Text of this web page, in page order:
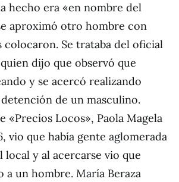
hecho era «en nombre del
aproximó otro hombre con
colocaron. Se trataba del oficial
dijo que observó que
y se acercó realizando
de un masculino.
«Precios Locos», Paola Magela
vio que había gente aglomerada
local y al acercarse vio que
a un hombre. María Beraza